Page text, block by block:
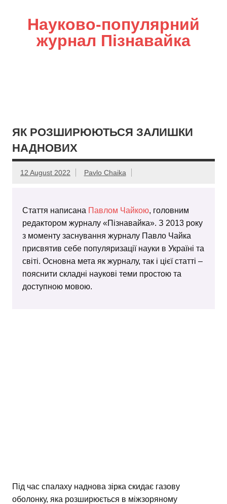
Науково-популярний
журнал Пізнавайка
ЯК РОЗШИРЮЮТЬСЯ ЗАЛИШКИ
НАДНОВИХ
12 August 2022 Pavlo Chaika
Стаття написана Павлом Чайкою, головним
редактором журналу «Пізнавайка». З 2013 року
з моменту заснування журналу Павло Чайка
присвятив себе популяризації науки в Україні та
світі. Основна мета як журналу, так і цієї статті –
пояснити складні наукові теми простою та
доступною мовою.
Під час спалаху наднова зірка скидає газову
оболонку, яка розширюється в міжзоряному